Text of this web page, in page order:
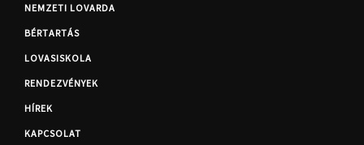
NEMZETI LOVARDA
BÉRTARTÁS
LOVASISKOLA
RENDEZVÉNYEK
HÍREK
KAPCSOLAT